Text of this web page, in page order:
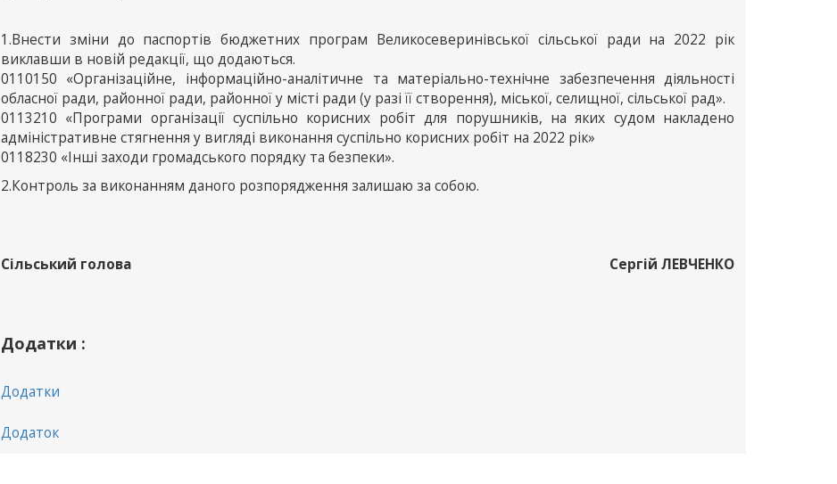
1.Внести зміни до паспортів бюджетних програм Великосеверинівської сільської ради на 2022 рік
виклавши в новій редакції, що додаються.
0110150 «Організаційне, інформаційно-аналітичне та матеріально-технічне забезпечення діяльності
обласної ради, районної ради, районної у місті ради (у разі її створення), міської, селищної, сільської рад».
0113210 «Програми організації суспільно корисних робіт для порушників, на яких судом накладено
адміністративне стягнення у вигляді виконання суспільно корисних робіт на 2022 рік»
0118230 «Інші заходи громадського порядку та безпеки».
2.Контроль за виконанням даного розпорядження залишаю за собою.
Сільський голова Сергій ЛЕВЧЕНКО
Додатки :
Додатки
Додаток